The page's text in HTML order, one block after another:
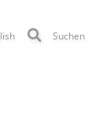
Suchen